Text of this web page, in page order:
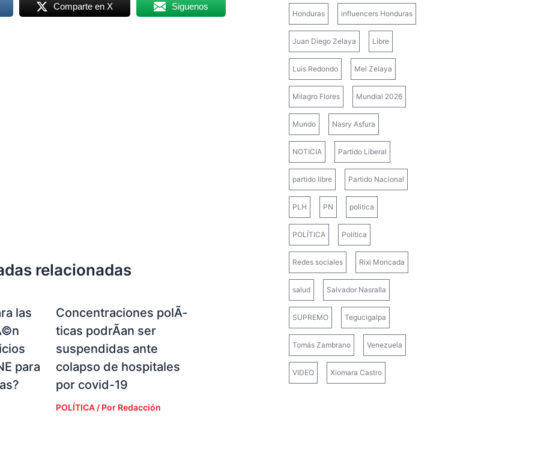
Comparte en X Siguenos
relacionadas
las
para
Concentraciones polÃ­
ticas podrÃ­an ser
suspendidas ante
colapso de hospitales
por covid-19
POLÍTICA/ Por Redacción
Honduras influencers Honduras
Juan Diego Zelaya Libre
Luis Redondo Mel Zelaya
Milagro Flores Mundial 2026
Mundo Nasry Asfura
NOTICIA Partido Liberal
partido libre Partido Nacional
PLH PN politica
POLÍTICA Política
Redes sociales Rixi Moncada
salud Salvador Nasralla
SUPREMO Tegucigalpa
Tomás Zambrano Venezuela
VIDEO Xiomara Castro